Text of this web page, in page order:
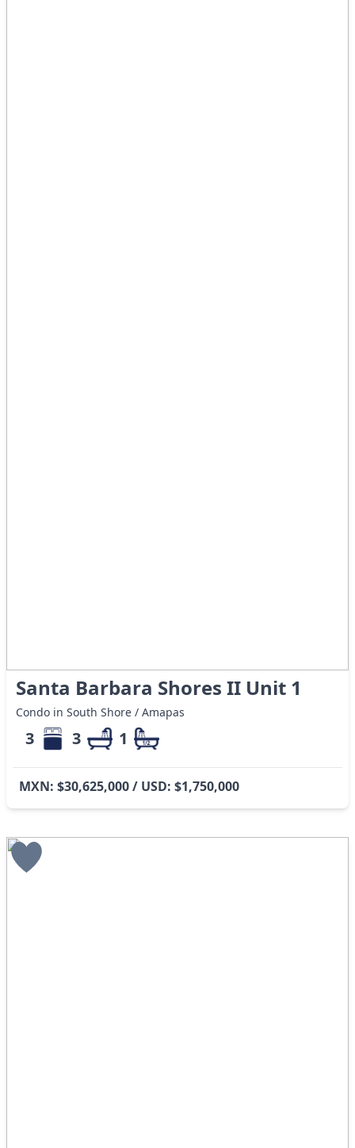
Santa Barbara Shores II Unit 1
Condo in South Shore / Amapas
3 3 1
MXN: $30,625,000 / USD: $1,750,000